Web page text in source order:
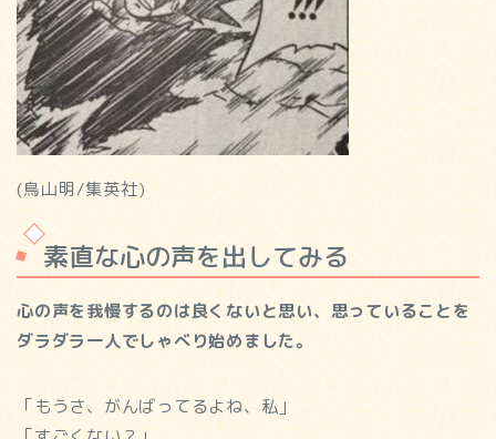
(鳥山明/集英社)
素直な心の声を出してみる
心の声を我慢するのは良くないと思い、思っていることを
ダラダラ一人でしゃべり始めました。
「もうさ、がんばってるよね、私」